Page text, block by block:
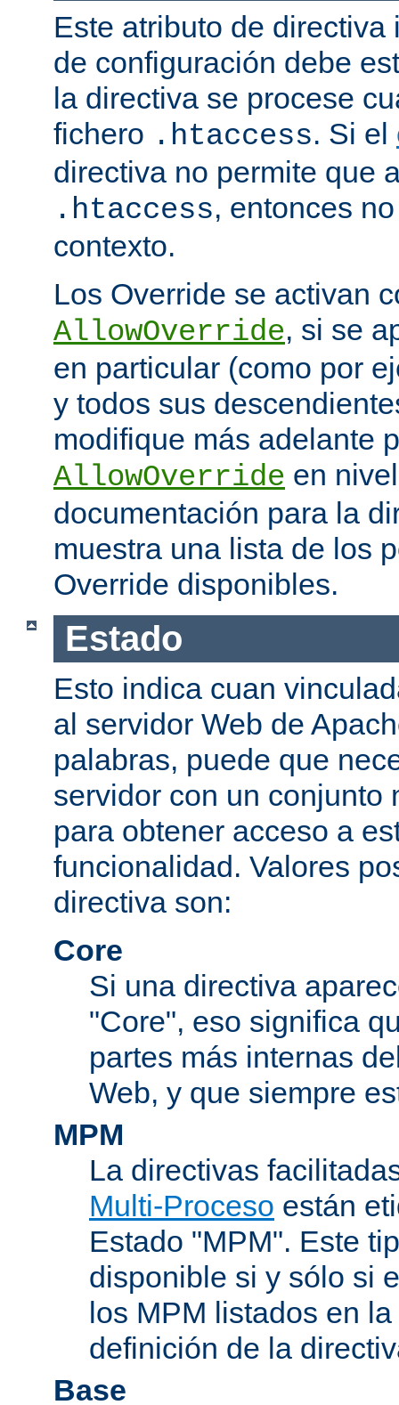
Este atributo de
de configuración debe
la directiva se procese
fichero .htaccess. Si el
directiva no permite que
.htaccess, entonces
contexto.
Los Override se activan
AllowOverride, si se
en particular (como por
y todos sus
modifique más adelante
AllowOverride en
documentación para la
muestra una lista de los
Override disponibles.
Estado
Esto indica cuan
al servidor Web de
palabras, puede que
servidor con un conjunto
para obtener acceso a
funcionalidad. Valores
directiva son:
Core
Si una directiva
"Core", eso significa
partes más internas
Web, y que siempre
MPM
La directivas
Multi-Proceso están
Estado "MPM". Este
disponible si y sólo si
los MPM listados en
definición de la
Base